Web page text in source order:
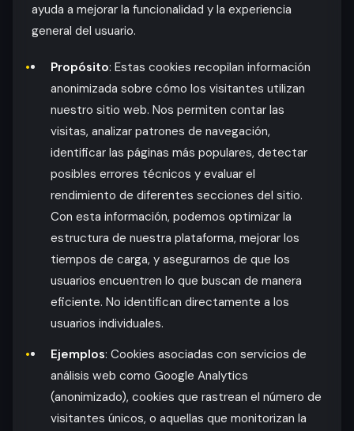
ayuda a mejorar la funcionalidad y la experiencia
general del usuario.
Propósito: Estas cookies recopilan información
anonimizada sobre cómo los visitantes utilizan
nuestro sitio web. Nos permiten contar las
visitas, analizar patrones de navegación,
identificar las páginas más populares, detectar
posibles errores técnicos y evaluar el
rendimiento de diferentes secciones del sitio.
Con esta información, podemos optimizar la
estructura de nuestra plataforma, mejorar los
tiempos de carga, y asegurarnos de que los
usuarios encuentren lo que buscan de manera
eficiente. No identifican directamente a los
usuarios individuales.
Ejemplos: Cookies asociadas con servicios de
análisis web como Google Analytics
(anonimizado), cookies que rastrean el número de
visitantes únicos, o aquellas que monitorizan la